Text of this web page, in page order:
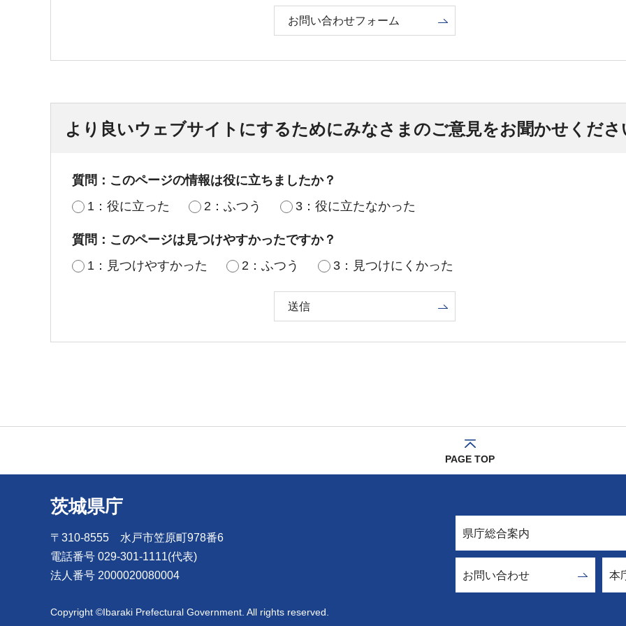
お問い合わせフォーム
より良いウェブサイトにするためにみなさまのご意見をお聞かせくださ
質問：このページの情報は役に立ちましたか？
1：役に立った
2：ふつう 3：役に立たなかった
質問：このページは見つけやすかったですか？
1：見つけやすかった
2：ふつう 3：見つけにくかった
PAGE TOP
茨城県庁
〒310-8555 水戸市笠原町978番6
電話番号 029-301-1111(代表)
法人番号 2000020080004
Copyright ©Ibaraki Prefectural Government. All rights reserved.
県庁総合案内
お問い合わせ 本